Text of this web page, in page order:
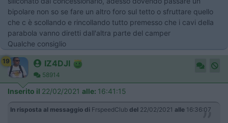
bipolare non so se fare un altro foro sul tetto o sfruttare quello
che c è scollando e rincollando tutto premesso che i cavi della
parabola vanno diretti dall'altra parte del camper
Qualche consiglio
19 IZ4DJI
58914
Inserito il 22/02/2021 alle: 16:41:15
In risposta al messaggio di FrspeedClub del 22/02/2021 alle 16:36:07